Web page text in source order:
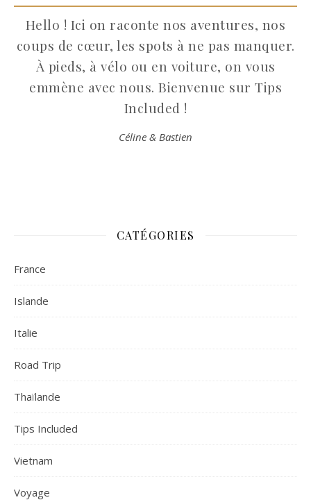
Hello ! Ici on raconte nos aventures, nos
coups de cœur, les spots à ne pas manquer.
À pieds, à vélo ou en voiture, on vous
emmène avec nous. Bienvenue sur Tips
Included !
Céline & Bastien
CATÉGORIES
France
Islande
Italie
Road Trip
Thaïlande
Tips Included
Vietnam
Voyage